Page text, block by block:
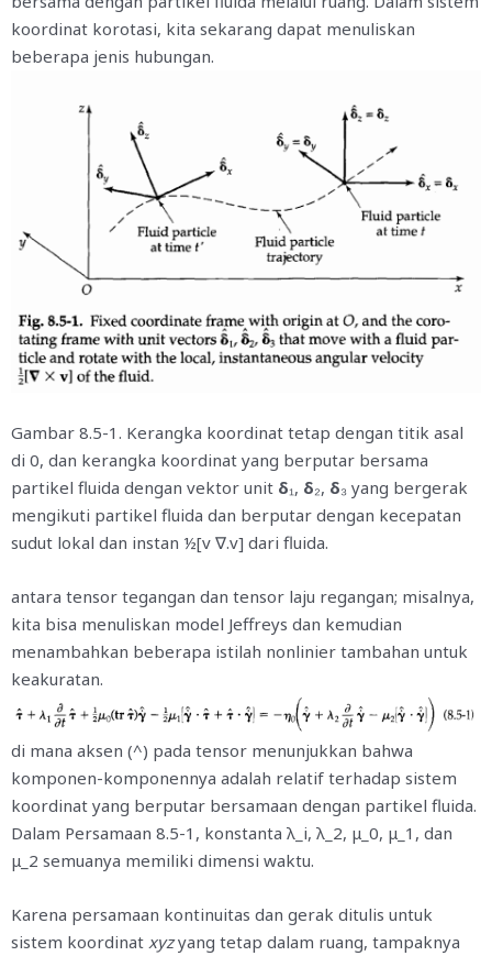
koordinat korotasi, kita sekarang dapat menuliskan
beberapa jenis hubungan.
Gambar 8.5-1. Kerangka koordinat tetap dengan titik asal
di 0, dan kerangka koordinat yang berputar bersama
partikel fluida dengan vektor unit δ₁, δ₂, δ₃ yang bergerak
mengikuti partikel fluida dan berputar dengan kecepatan
sudut lokal dan instan ½[v ∇.v] dari fluida.
antara tensor tegangan dan tensor laju regangan; misalnya,
kita bisa menuliskan model Jeffreys dan kemudian
menambahkan beberapa istilah nonlinier tambahan untuk
keakuratan.
di mana aksen (^) pada tensor menunjukkan bahwa
komponen-komponennya adalah relatif terhadap sistem
koordinat yang berputar bersamaan dengan partikel fluida.
Dalam Persamaan 8.5-1, konstanta λ_i, λ_2, μ_0, μ_1, dan
μ_2 semuanya memiliki dimensi waktu.
Karena persamaan kontinuitas dan gerak ditulis untuk
sistem koordinat xyzyang tetap dalam ruang, tampaknya